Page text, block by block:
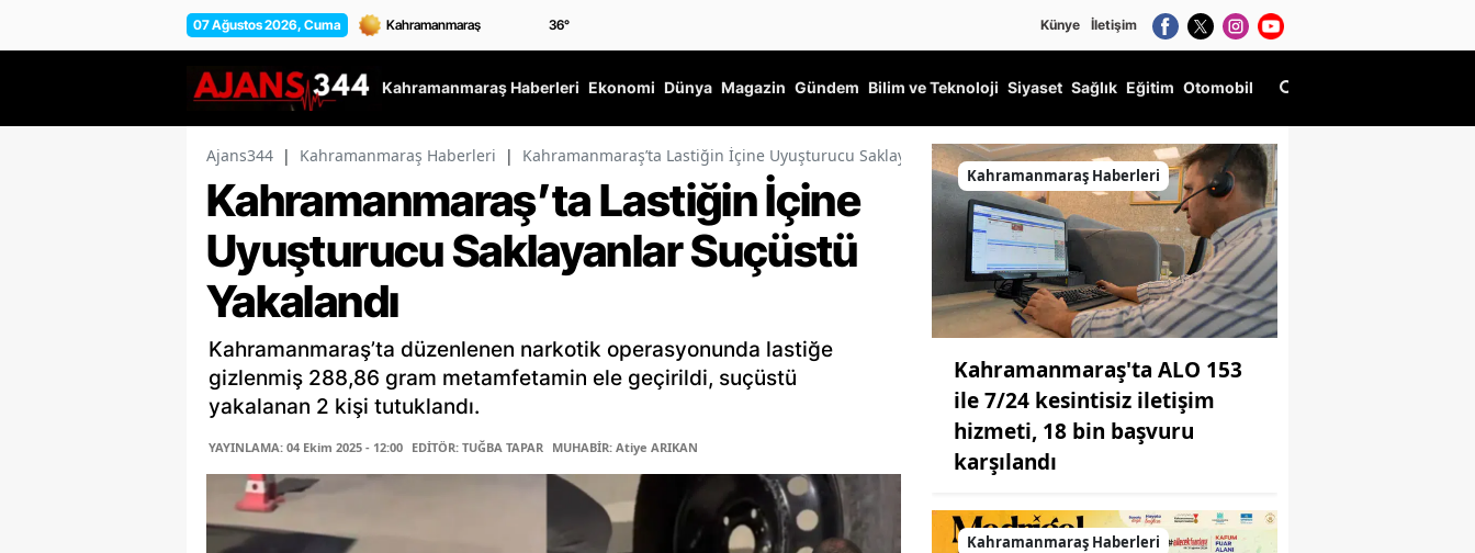
07 Ağustos 2026, Cuma 36° Künye İletişim
Kahramanmaraş Haberleri Ekonomi Dünya Magazin Gündem Bilim ve Teknoloji Siyaset Sağlık Eğitim Otomobil
Ajans344 | Kahramanmaraş Haberleri | Kahramanmaraş’ta Lastiğin İçine Uyuşturucu Saklayanlar Suçüstü Yakalandı
Kahramanmaraş’ta Lastiğin İçine
Uyuşturucu Saklayanlar Suçüstü
Yakalandı
Kahramanmaraş’ta düzenlenen narkotik operasyonunda lastiğe
gizlenmiş 288,86 gram metamfetamin ele geçirildi, suçüstü
yakalanan 2 kişi tutuklandı.
YAYINLAMA: 04 Ekim 2025 - 12:00 EDİTÖR: TUĞBA TAPAR MUHABİR: Atiye ARIKAN
Kahramanmaraş Haberleri
Kahramanmaraş'ta ALO 153
ile 7/24 kesintisiz iletişim
hizmeti, 18 bin başvuru
karşılandı
Kahramanmaraş Haberleri